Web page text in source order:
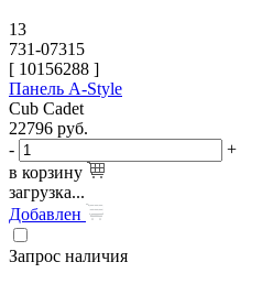
13
731-07315
[ 10156288 ]
Панель A-Style
Cub Cadet
22796 руб.
-
+
в корзину
загрузка...
Добавлен
Запрос наличия